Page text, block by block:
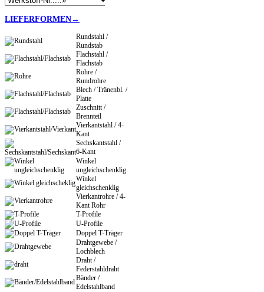
LIEFERFORMEN→
Rundstahl /
Rundstab
Flachstahl /
Flachstab
Rohre /
Rundrohre
Blech / Tränenbl. /
Platte
Zuschnitt /
Brennteil
Vierkantstahl / 4-
Kant
Sechskantstahl /
6-Kant
Winkel
ungleichschenklig
Winkel
gleichschenklig
Vierkantrohre / 4-
Kant Rohr
T-Profile
U-Profile
Doppel T-Träger
Drahtgewebe /
Lochblech
Draht /
Federstahldraht
Bänder /
Edelstahlband